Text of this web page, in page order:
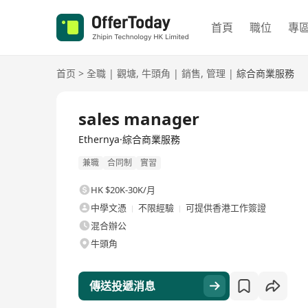
首頁 職位 專
首页 > 全職 | 觀塘, 牛頭角 | 銷售, 管理 | 綜合商業服務
sales manager
Ethernya·綜合商業服務
兼職 合同制 實習
HK $20K-30K/月
中學文憑
不限經驗
可提供香港工作簽證
混合辦公
牛頭角
傳送投遞消息